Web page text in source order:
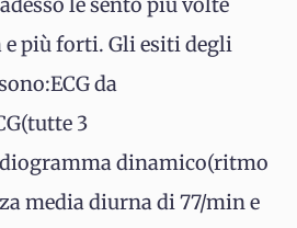
più forti. Gli esiti degli
da
3
dinamico(ritmo
media diurna di 77/min e